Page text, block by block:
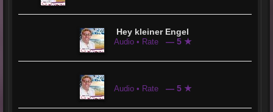
Hey kleiner Engel
Audio • Rate — 5 ★
Audio • Rate — 5 ★